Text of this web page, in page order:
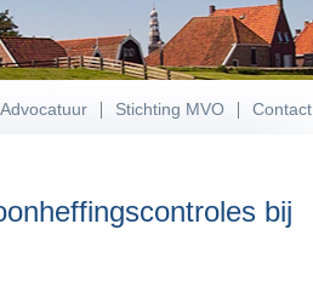
Advocatuur Stichting MVO Contact
bij